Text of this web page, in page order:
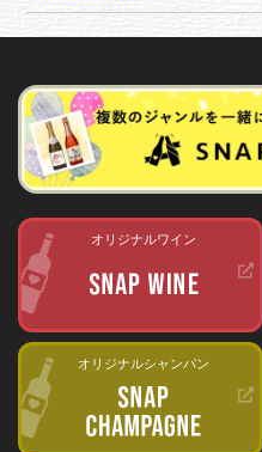
オリジナルワイン
オリジナルシャンパン